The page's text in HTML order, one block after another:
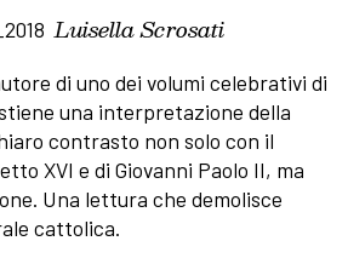
Luisella Scrosati
di uno dei volumi celebrativi di
una interpretazione della
contrasto non solo con il
XVI e di Giovanni Paolo II, ma
Una lettura che demolisce
cattolica.